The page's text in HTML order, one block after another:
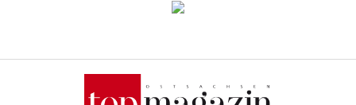
Verkaufsstellen